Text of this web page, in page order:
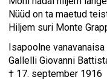
Nüüd on ta maetud
Hiljem suri Monte
Isapoolne vanavanaisa
Gallelli Giovanni
† 17. september 1916